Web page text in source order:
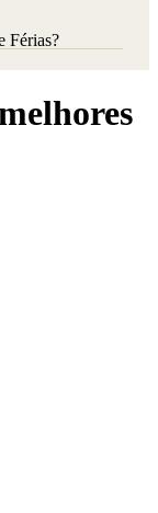
Férias?